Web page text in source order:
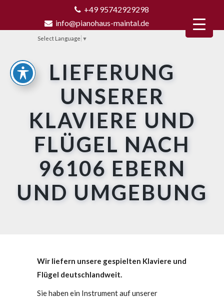
+49 95742929298
info@pianohaus-maintal.de
Select Language ▼
LIEFERUNG
UNSERER
KLAVIERE UND
FLÜGEL NACH
96106 EBERN
UND UMGEBUNG
Wir liefern unsere gespielten Klaviere und
Flügel deutschlandweit.
Sie haben ein Instrument auf unserer